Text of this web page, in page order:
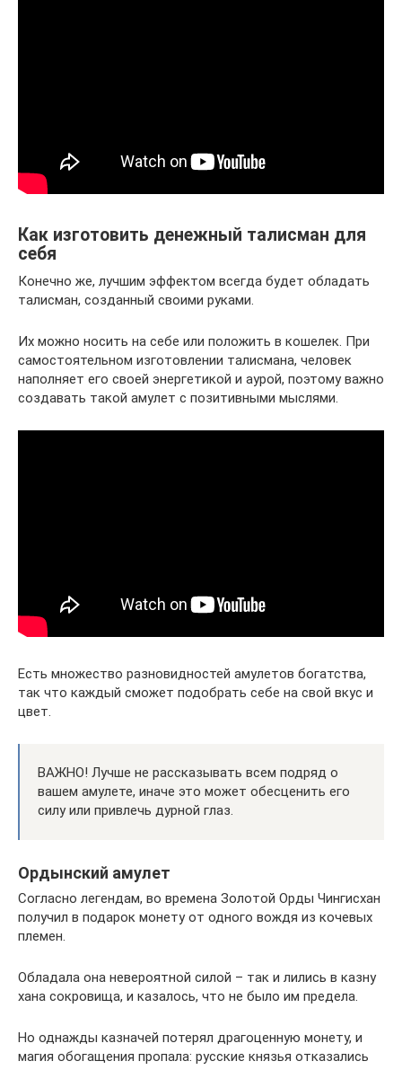
Как изготовить денежный талисман для
себя
Конечно же, лучшим эффектом всегда будет обладать
талисман, созданный своими руками.
Их можно носить на себе или положить в кошелек. При
самостоятельном изготовлении талисмана, человек
наполняет его своей энергетикой и аурой, поэтому важно
создавать такой амулет с позитивными мыслями.
Есть множество разновидностей амулетов богатства,
так что каждый сможет подобрать себе на свой вкус и
цвет.
ВАЖНО! Лучше не рассказывать всем подряд о
вашем амулете, иначе это может обесценить его
силу или привлечь дурной глаз.
Ордынский амулет
Согласно легендам, во времена Золотой Орды Чингисхан
получил в подарок монету от одного вождя из кочевых
племен.
Обладала она невероятной силой ­– так и лились в казну
хана сокровища, и казалось, что не было им предела.
Но однажды казначей потерял драгоценную монету, и
магия обогащения пропала: русские князья отказались